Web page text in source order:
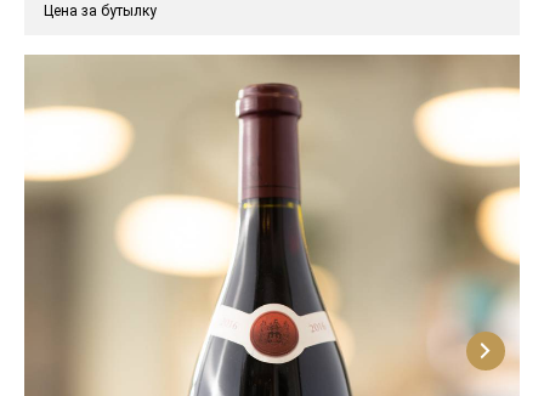
Цена за бутылку